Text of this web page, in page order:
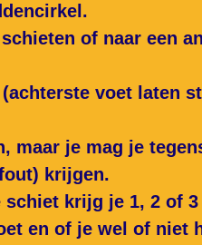
of naar een
voet laten
maar je mag je
krijgen.
schiet krijg je 1, 2 of
en of je wel of niet